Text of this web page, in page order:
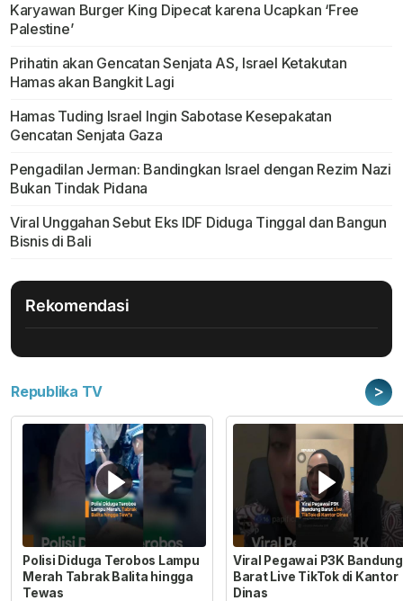
Karyawan Burger King Dipecat karena Ucapkan ‘Free
Palestine’
Prihatin akan Gencatan Senjata AS, Israel Ketakutan
Hamas akan Bangkit Lagi
Hamas Tuding Israel Ingin Sabotase Kesepakatan
Gencatan Senjata Gaza
Pengadilan Jerman: Bandingkan Israel dengan Rezim Nazi
Bukan Tindak Pidana
Viral Unggahan Sebut Eks IDF Diduga Tinggal dan Bangun
Bisnis di Bali
Rekomendasi
Republika TV >
Polisi Diduga Terobos Lampu
Merah Tabrak Balita hingga
Tewas
Viral Pegawai P3K Bandung
Barat Live TikTok di Kantor
Dinas